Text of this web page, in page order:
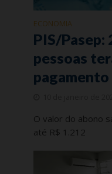
ECONOMIA
PIS/Pasep:
pessoas
O valor do abono
até R$ 1.212